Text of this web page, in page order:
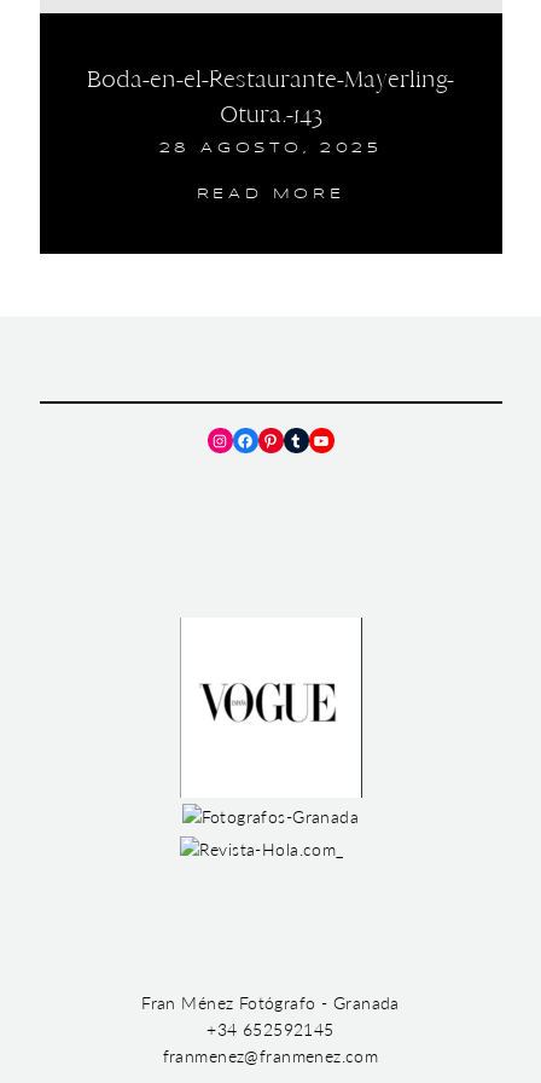
Boda-en-el-Restaurante-Mayerling-
Otura.-143
28 AGOSTO, 2025
READ MORE
Instagram
Facebook
Pinterest
TumblrYouTube
Fran Ménez Fotógrafo - Granada
+34 652592145
franmenez@franmenez.com